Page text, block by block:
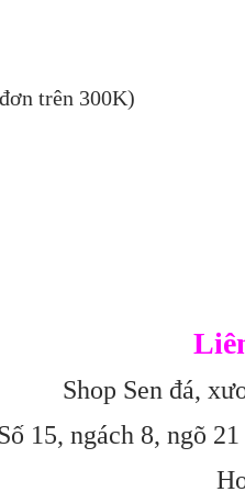
trên 300K)
Shop Sen đá,
15, ngách 8, ngõ